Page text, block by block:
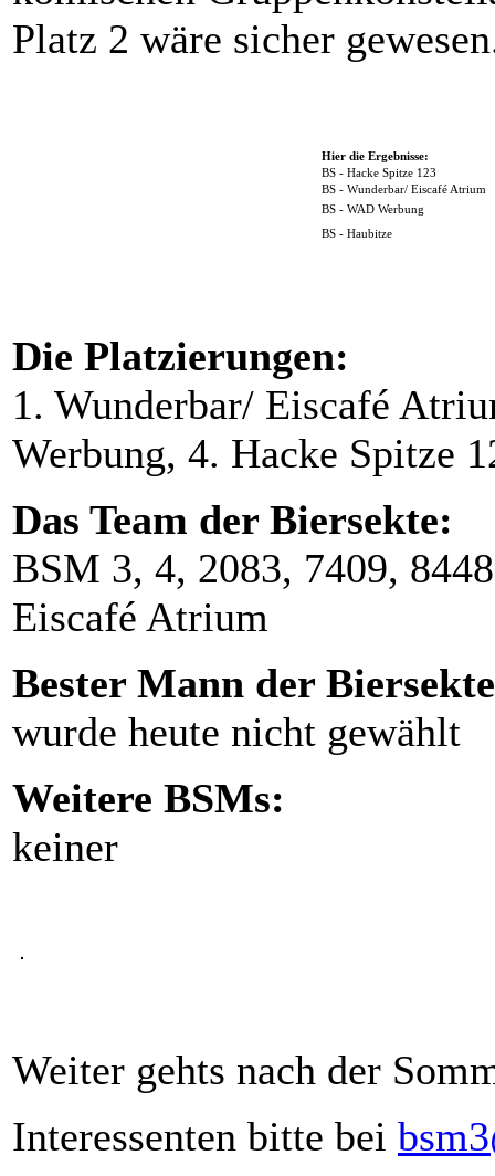
Platz 2 wäre sicher
Hier die Ergebnisse:
BS - Hacke Spitze 123
BS - Wunderbar/ Eiscafé Atrium
BS - WAD Werbung
BS - Haubitze
Die Platzierungen:
1. Wunderbar/ Eiscafé
Werbung, 4. Hacke Spitze
Das Team der Biersekte:
BSM 3, 4, 2083, 7409,
Eiscafé Atrium
Bester Mann der
wurde heute nicht gewählt
Weitere BSMs:
keiner
Weiter gehts nach der
Interessenten bitte bei